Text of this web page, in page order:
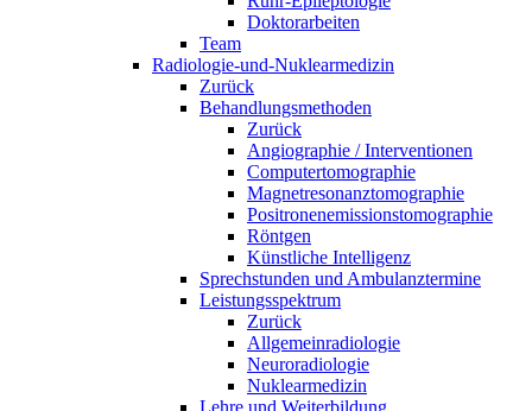
Doktorarbeiten
Team
Radiologie-und-Nuklearmedizin
Zurück
Behandlungsmethoden
Zurück
Angiographie / Interventionen
Computertomographie
Magnetresonanztomographie
Positronenemissionstomographie
Röntgen
Künstliche Intelligenz
Sprechstunden und Ambulanztermine
Leistungsspektrum
Zurück
Allgemeinradiologie
Neuroradiologie
Nuklearmedizin
Lehre und Weiterbildung